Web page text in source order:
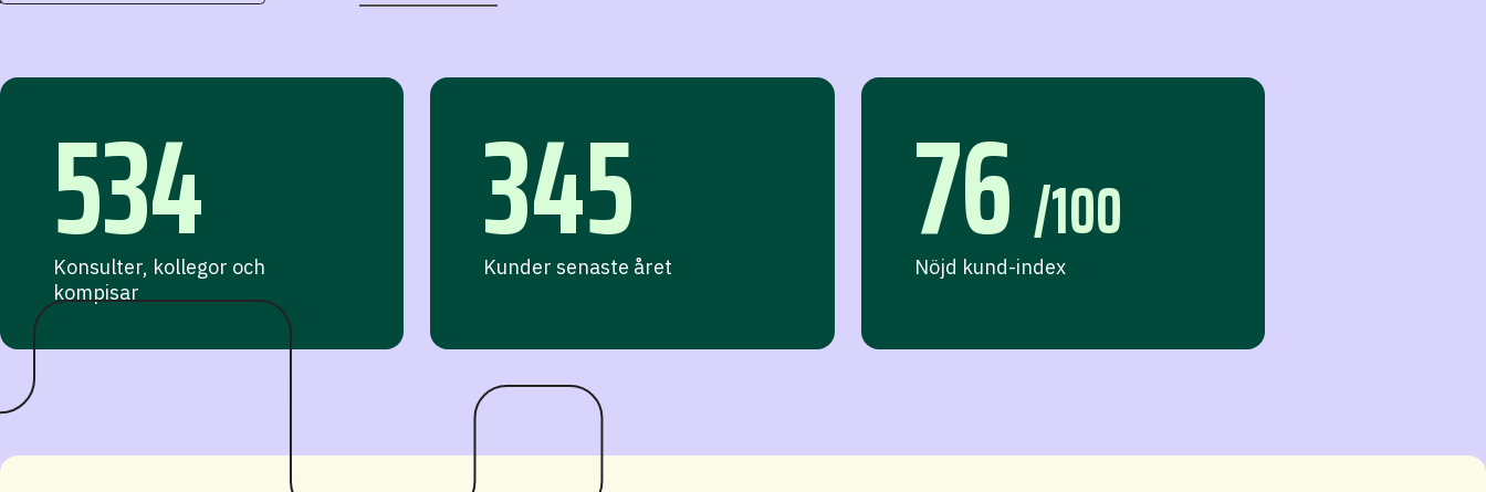
534
Konsulter, kollegor och
kompisar
345
Kunder senaste året 76 /100
Nöjd kund-index